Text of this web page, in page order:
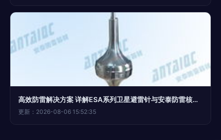
高效防雷解决方案 详解ESA系列卫星避雷针与安泰防雷核心技术
更新：2026-08-06 15:52:35